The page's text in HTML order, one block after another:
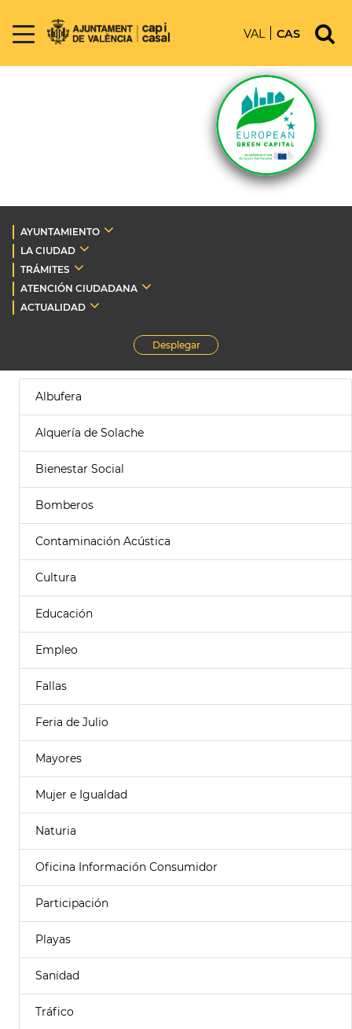
VAL CAS
AYUNTAMIENTO
LA CIUDAD
TRÁMITES
ATENCIÓN CIUDADANA
ACTUALIDAD
Desplegar
Albufera
Alquería de Solache
Bienestar Social
Bomberos
Contaminación Acústica
Cultura
Educación
Empleo
Fallas
Feria de Julio
Mayores
Mujer e Igualdad
Naturia
Oficina Información Consumidor
Participación
Playas
Sanidad
Tráfico